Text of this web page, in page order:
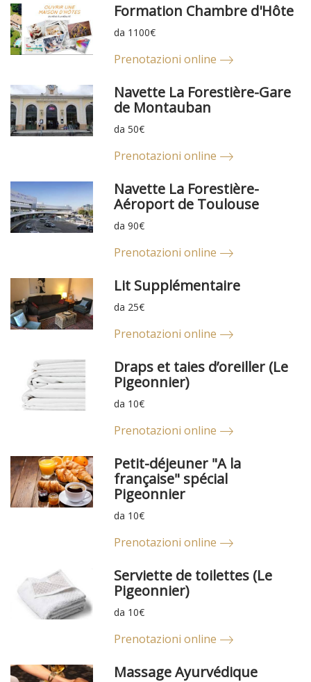
Formation Chambre d'Hôte
da 1100€
Prenotazioni online
Navette La Forestière-Gare
de Montauban
da 50€
Prenotazioni online
Navette La Forestière-
Aéroport de Toulouse
da 90€
Prenotazioni online
Lit Supplémentaire
da 25€
Prenotazioni online
Draps et taies d’oreiller (Le
Pigeonnier)
da 10€
Prenotazioni online
Petit-déjeuner "A la
française" spécial
Pigeonnier
da 10€
Prenotazioni online
Serviette de toilettes (Le
Pigeonnier)
da 10€
Prenotazioni online
Massage Ayurvédique